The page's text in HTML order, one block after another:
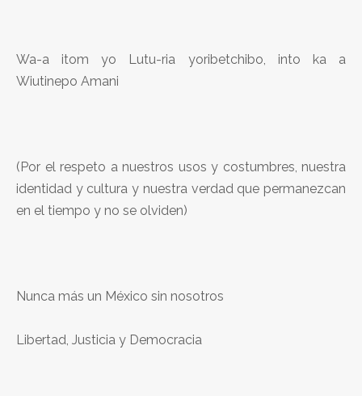
Wa-a itom yo Lutu-ria yoribetchibo, into ka a
Wiutinepo Amani
(Por el respeto a nuestros usos y costumbres, nuestra
identidad y cultura y nuestra verdad que permanezcan
en el tiempo y no se olviden)
Nunca más un México sin nosotros
Libertad, Justicia y Democracia